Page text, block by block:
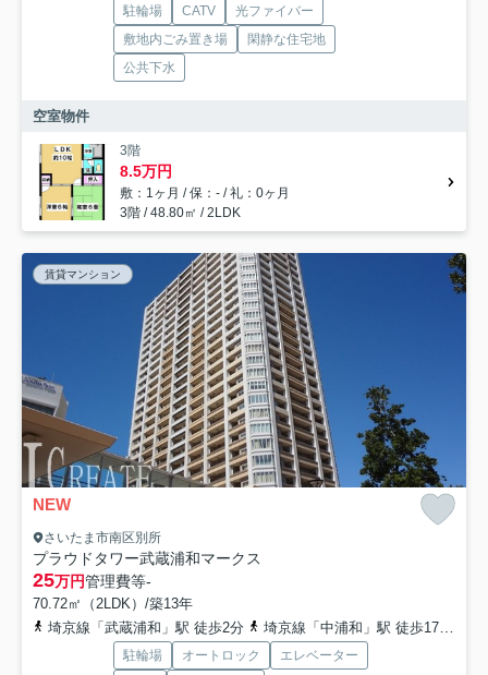
駐輪場 CATV
光ファイバー
敷地内ごみ置き場
閑静な住宅地
公共下水
空室物件
3階
8.5万円
敷：1ヶ月 / 保：- / 礼：0ヶ月
3階 / 48.80㎡ / 2LDK
賃貸マンション
NEW
さいたま市南区別所
プラウドタワー武蔵浦和マークス
25万円管理費等-
70.72㎡（2LDK）/築13年
埼京線「武蔵浦和」駅 徒歩2分
埼京線「中浦和」駅 徒歩17分
駐輪場 オートロック
エレベーター